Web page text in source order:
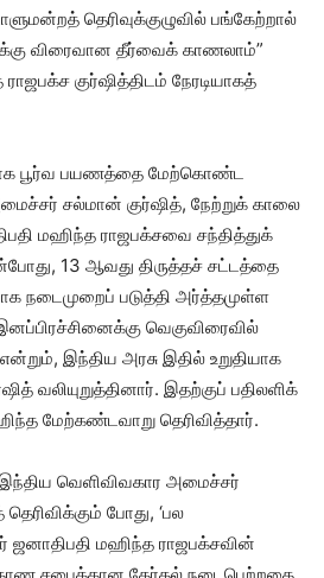
தெரிவுக்குழுவில் பங்கேற்றால்
விரைவான தீர்வைக் காணலாம்”
குர்ஷித்திடம் நேரடியாகத்
பூர்வ பயணத்தை மேற்கொண்ட
சல்மான் குர்ஷித், நேற்றுக் காலை
மஹிந்த ராஜபக்சவை சந்தித்துக்
13 ஆவது திருத்தச் சட்டத்தை
நடைமுறைப் படுத்தி அர்த்தமுள்ள
வெகுவிரைவில்
இந்திய அரசு இதில் உறுதியாக
வலியுறுத்தினார். இதற்குப் பதிலளிக்
மேற்கண்டவாறு தெரிவித்தார்.
வெளிவிவகார அமைச்சர்
போது, ‘பல
ஜனாதிபதி மஹிந்த ராஜபக்சவின்
சபைக்கான தேர்தல் நடைபெற்றதை